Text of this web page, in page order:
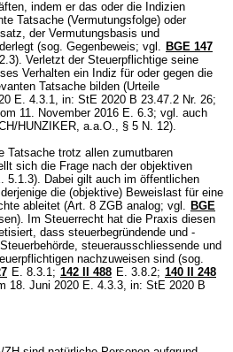
indem er das oder die Indizien
Tatsache (Vermutungsfolge) oder
der Vermutungsbasis und
(sog. Gegenbeweis; vgl. BGE 147
Verletzt der Steuerpflichtige seine
Verhalten ein Indiz für oder gegen die
Tatsache bilden (Urteile
E. 4.3.1, in: StE 2020 B 23.47.2 Nr. 26;
11. November 2016 E. 6.3; vgl. auch
HUNZIKER, a.a.O., § 5 N. 12).
Tatsache trotz allen zumutbaren
sich die Frage nach der objektiven
5.1.3). Dabei gilt auch im öffentlichen
die (objektive) Beweislast für eine
ableitet (Art. 8 ZGB analog; vgl. BGE
Im Steuerrecht hat die Praxis diesen
dass steuerbegründende und -
steuerausschliessende und
nachzuweisen sind (sog.
E. 8.3.1; 142 II 488 E. 3.8.2; 140 II 248
18. Juni 2020 E. 4.3.3, in: StE 2020 B